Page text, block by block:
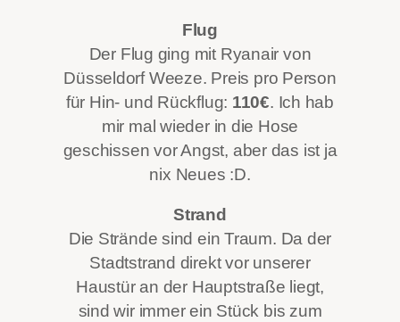
Flug
Der Flug ging mit Ryanair von
Düsseldorf Weeze. Preis pro Person
für Hin- und Rückflug: 110€. Ich hab
mir mal wieder in die Hose
geschissen vor Angst, aber das ist ja
nix Neues :D.
Strand
Die Strände sind ein Traum. Da der
Stadtstrand direkt vor unserer
Haustür an der Hauptstraße liegt,
sind wir immer ein Stück bis zum